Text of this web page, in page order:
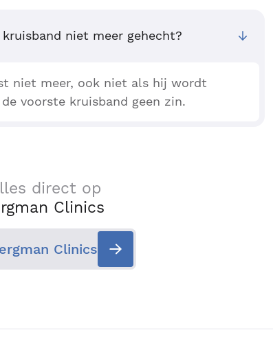
niet meer gehecht?
niet meer, ook niet als hij wordt
voorste kruisband geen zin.
direct op
Clinics
Clinics